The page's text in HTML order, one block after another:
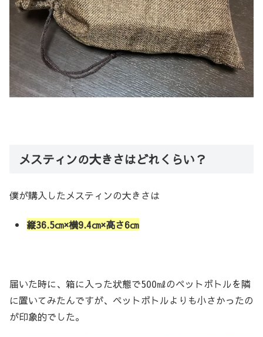
メスティンの大きさはどれくらい？
僕が購入したメスティンの大きさは
縦36.5㎝×横9.4㎝×高さ6㎝
届いた時に、箱に入った状態で500㎖のペットボトルを隣
に置いてみたんですが、ペットボトルよりも小さかったの
が印象的でした。